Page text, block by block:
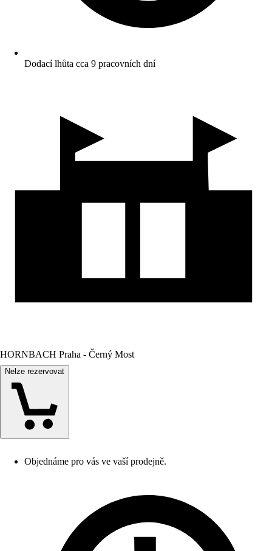
Dodací lhůta cca 9 pracovních dní
HORNBACH Praha - Černý Most
Nelze rezervovat
Objednáme pro vás ve vaší prodejně.